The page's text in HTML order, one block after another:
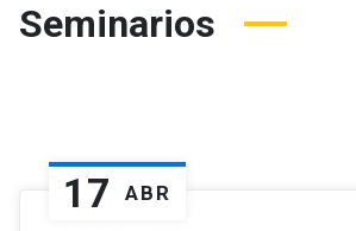
Seminarios
17 ABR